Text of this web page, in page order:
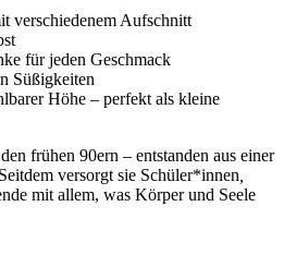
verschiedenem Aufschnitt
für jeden Geschmack
Süßigkeiten
Höhe – perfekt als kleine
frühen 90ern – entstanden aus einer
versorgt sie Schüler*innen
mit allem, was Körper und Seele